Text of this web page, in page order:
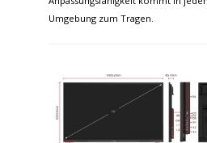
Umgebung zum Tragen.